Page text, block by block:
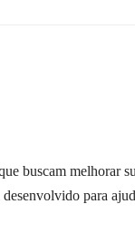
buscam melhorar
para